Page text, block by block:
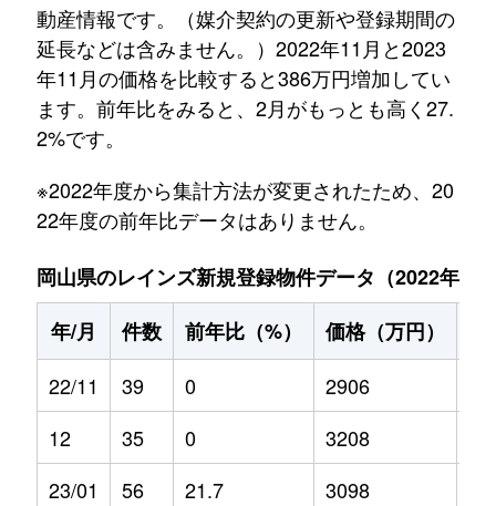
動産情報です。（媒介契約の更新や登録期間の
延長などは含みません。）2022年11月と2023
年11月の価格を比較すると386万円増加してい
ます。前年比をみると、2月がもっとも高く27.
2%です。
※2022年度から集計方法が変更されたため、20
22年度の前年比データはありません。
岡山県のレインズ新規登録物件データ（2022年11
年/月
件数 前年比（%） 価格（万円）
22/11
39 0 2906
12
35 0 3208
23/01
56 21.7 3098